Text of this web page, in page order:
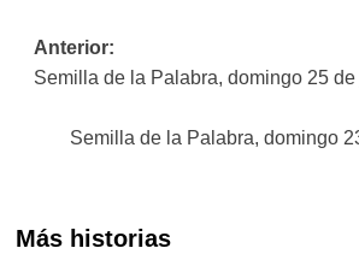
Navegación
de
entradas
Anterior:
Semilla de la Palabra, domingo 25
Semilla de la Palabra, domingo
Más historias